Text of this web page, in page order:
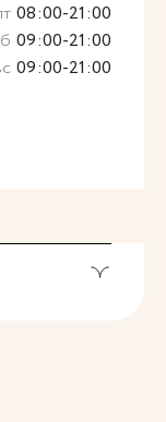
08:00-21:00
09:00-21:00
09:00-21:00